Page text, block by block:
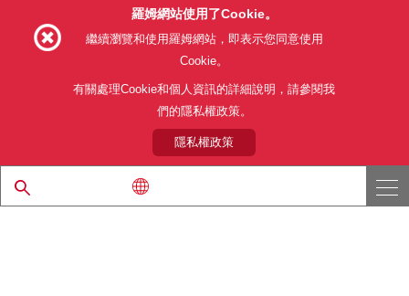
利用目的 隱私權政策
關於本公司產品銷售之標準條款(PDF)
© 1997 - 2026 ROHM CO., LTD. ALL RIGHTS RESERVED.
羅姆網站使用了Cookie。
繼續瀏覽和使用羅姆網站，即表示您同意使用
Cookie。
有關處理Cookie和個人資訊的詳細說明，請參閱我
們的隱私權政策。
隱私權政策